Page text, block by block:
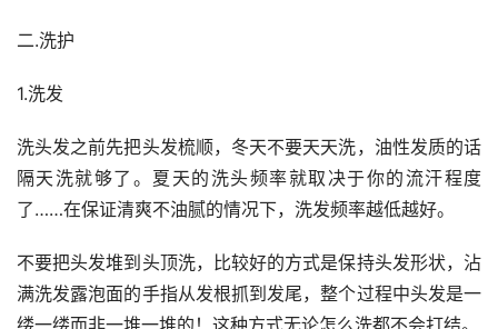
二.洗护
1.洗发
洗头发之前先把头发梳顺，冬天不要天天洗，油性发质的话
隔天洗就够了。夏天的洗头频率就取决于你的流汗程度
了……在保证清爽不油腻的情况下，洗发频率越低越好。
不要把头发堆到头顶洗，比较好的方式是保持头发形状，沾
满洗发露泡面的手指从发根抓到发尾，整个过程中头发是一
缕一缕而非一堆一堆的！这种方式无论怎么洗都不会打结。